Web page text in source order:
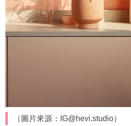
（圖片來源：IG@hevi.studio）